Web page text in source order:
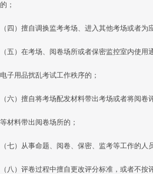
的；
（四）擅自调换监考考场、进入其他考场或者
（五）在考场、阅卷场所或者保密监控室内使用
电子用品扰乱考试工作秩序的；
（六）擅自将考场配发材料带出考场或者将阅卷
等材料带出阅卷场所的；
（七）从事命题、阅卷、保密、监考等工作的
（八）评卷过程中擅自更改评分标准，或者不按